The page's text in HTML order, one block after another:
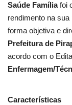
Saúde Famíliafoi
rendimento na
forma objetiva e
Prefeitura de
acordo com o
Enfermagem/
Características